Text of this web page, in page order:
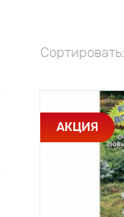
Сортировать:
АКЦИЯ
Растояние
растениями